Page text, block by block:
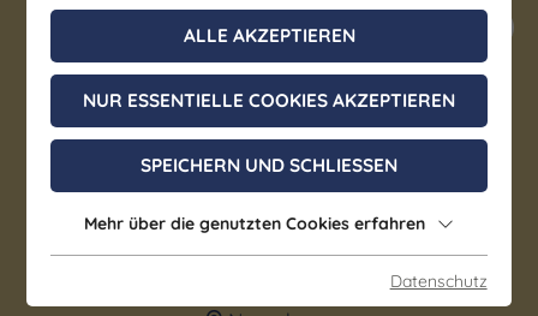
Jetzt mitmachen
Ausstellung | Bildung/Vorträge/Diskussionen |
Führung/Besichtigung | Kunst | Kunst & Kultur
Künstlerinführung und
Exkursion
30. August 2026, 14:00 - 16:00 Uhr
ALLE AKZEPTIEREN
NUR ESSENTIELLE COOKIES AKZEPTIEREN
SPEICHERN UND SCHLIESSEN
Mehr über die genutzten Cookies erfahren
Datenschutz